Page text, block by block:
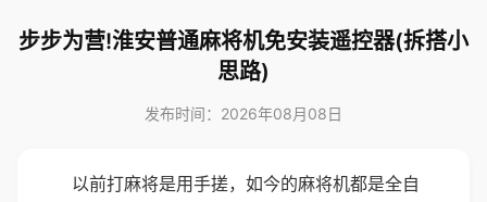
步步为营!淮安普通麻将机免安装遥控器(拆搭小
思路)
发布时间：2026年08月08日
以前打麻将是用手搓，如今的麻将机都是全自